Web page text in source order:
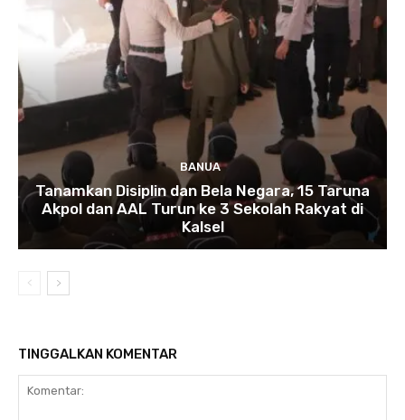
BANUA
Tanamkan Disiplin dan Bela Negara, 15 Taruna
Akpol dan AAL Turun ke 3 Sekolah Rakyat di
Kalsel
TINGGALKAN KOMENTAR